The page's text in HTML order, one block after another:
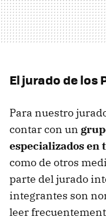
El jurado de los
Para nuestro
contar con un
especializados en
como de otros
parte del jurado
integrantes son
leer